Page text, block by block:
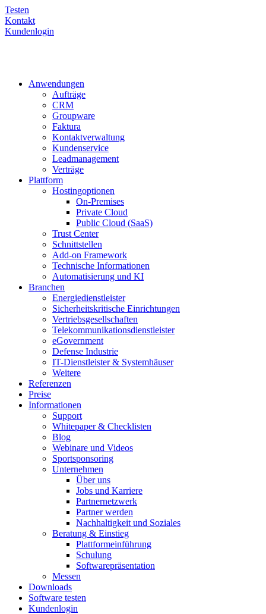
Testen
Kontakt
Kundenlogin
Anwendungen
Aufträge
CRM
Groupware
Faktura
Kontaktverwaltung
Kundenservice
Leadmanagement
Verträge
Plattform
Hostingoptionen
On-Premises
Private Cloud
Public Cloud (SaaS)
Trust Center
Schnittstellen
Add-on Framework
Technische Informationen
Automatisierung und KI
Branchen
Energiedienstleister
Sicherheitskritische Einrichtungen
Vertriebsgesellschaften
Telekommunikationsdienstleister
eGovernment
Defense Industrie
IT-Dienstleister & Systemhäuser
Weitere
Referenzen
Preise
Informationen
Support
Whitepaper & Checklisten
Blog
Webinare und Videos
Sportsponsoring
Unternehmen
Über uns
Jobs und Karriere
Partnernetzwerk
Partner werden
Nachhaltigkeit und Soziales
Beratung & Einstieg
Plattformeinführung
Schulung
Softwarepräsentation
Messen
Downloads
Software testen
Kundenlogin